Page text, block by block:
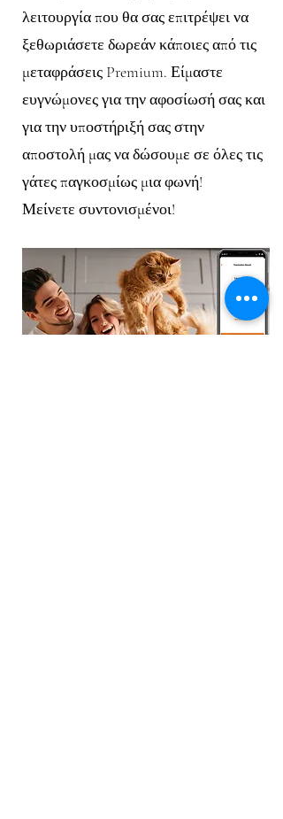
λειτουργία που θα σας επιτρέψει να
ξεθωριάσετε δωρεάν κάποιες από τις
μεταφράσεις Premium. Είμαστε
ευγνώμονες για την αφοσίωσή σας και
για την υποστήριξή σας στην
αποστολή μας να δώσουμε σε όλες τις
γάτες παγκοσμίως μια φωνή!
Μείνετε συντονισμένοι!